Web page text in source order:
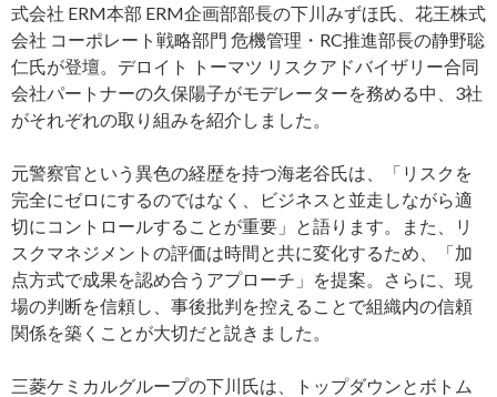
式会社 ERM本部 ERM企画部部長の下川みずほ氏、花王株式
会社 コーポレート戦略部門 危機管理・RC推進部長の静野聡
仁氏が登壇。デロイト トーマツ リスクアドバイザリー合同
会社パートナーの久保陽子がモデレーターを務める中、3社
がそれぞれの取り組みを紹介しました。
元警察官という異色の経歴を持つ海老谷氏は、「リスクを
完全にゼロにするのではなく、ビジネスと並走しながら適
切にコントロールすることが重要」と語ります。また、リ
スクマネジメントの評価は時間と共に変化するため、「加
点方式で成果を認め合うアプローチ」を提案。さらに、現
場の判断を信頼し、事後批判を控えることで組織内の信頼
関係を築くことが大切だと説きました。
三菱ケミカルグループの下川氏は、トップダウンとボトム